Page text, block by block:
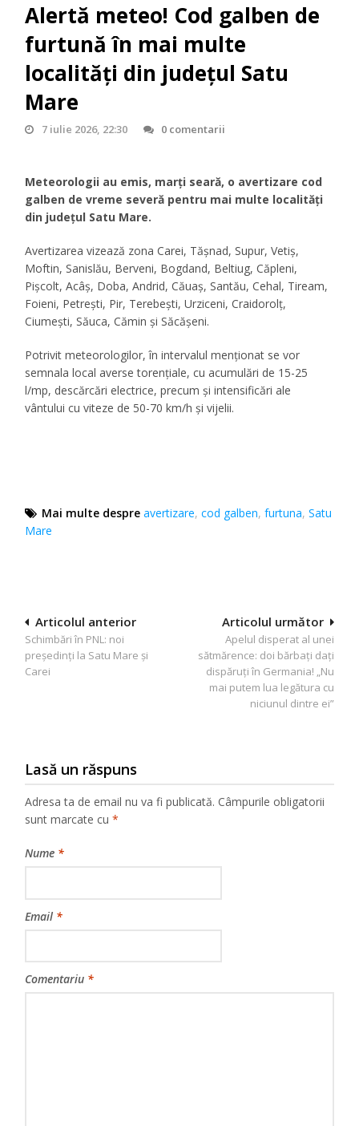
Alertă meteo! Cod galben de
furtună în mai multe
localități din județul Satu
Mare
7 iulie 2026, 22:30 0 comentarii
Meteorologii au emis, marți seară, o avertizare cod
galben de vreme severă pentru mai multe localități
din județul Satu Mare.
Avertizarea vizează zona Carei, Tășnad, Supur, Vetiș,
Moftin, Sanislău, Berveni, Bogdand, Beltiug, Căpleni,
Pișcolt, Acâș, Doba, Andrid, Căuaș, Santău, Cehal, Tiream,
Foieni, Petrești, Pir, Terebești, Urziceni, Craidorolț,
Ciumești, Săuca, Cămin și Săcășeni.
Potrivit meteorologilor, în intervalul menționat se vor
semnala local averse torențiale, cu acumulări de 15-25
l/mp, descărcări electrice, precum și intensificări ale
vântului cu viteze de 50-70 km/h și vijelii.
Mai multe despre avertizare,cod galben,furtuna,Satu
Mare
Navigare
în
articole
Articolul următor
Apelul disperat al unei
sătmărence: doi bărbați dați
dispăruți în Germania! „Nu
mai putem lua legătura cu
niciunul dintre ei”
Articolul anterior
Schimbări în PNL: noi
președinți la Satu Mare și
Carei
Lasă un răspuns
Adresa ta de email nu va fi publicată. Câmpurile obligatorii
sunt marcate cu*
Nume *
Email *
Comentariu *